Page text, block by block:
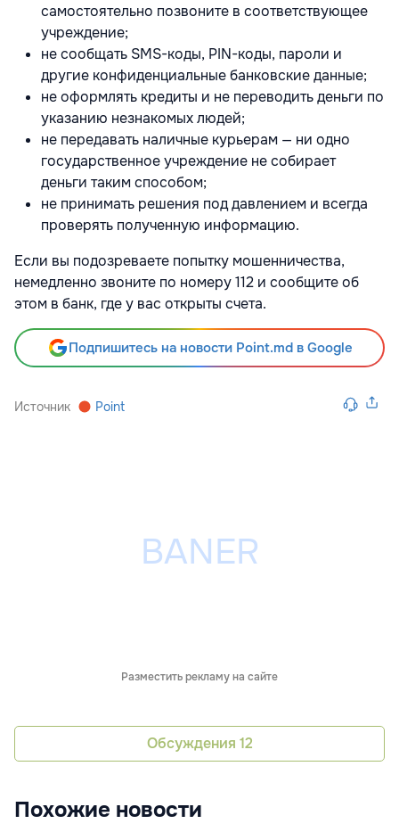
самостоятельно позвоните в соответствующее
учреждение;
не сообщать SMS-коды, PIN-коды, пароли и
другие конфиденциальные банковские данные;
не оформлять кредиты и не переводить деньги по
указанию незнакомых людей;
не передавать наличные курьерам — ни одно
государственное учреждение не собирает
деньги таким способом;
не принимать решения под давлением и всегда
проверять полученную информацию.
Если вы подозреваете попытку мошенничества,
немедленно звоните по номеру 112 и сообщите об
этом в банк, где у вас открыты счета.
Подпишитесь на новости Point.md в Google
Источник Point
Разместить рекламу на сайте
Обсуждения 12
Похожие новости